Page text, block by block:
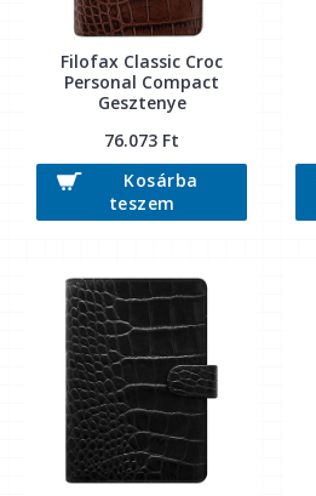
Filofax Classic Croc
Personal Compact
Gesztenye
76.073 Ft
Kosárba
teszem